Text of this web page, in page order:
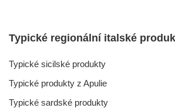
Typické regionální italské
Typické sicilské produkty
Typické produkty z Apulie
Typické sardské produkty